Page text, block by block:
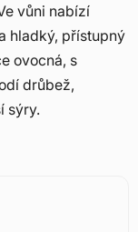
vůni nabízí
hladký, přístupný
ovocná, s
drůbež,
sýry.